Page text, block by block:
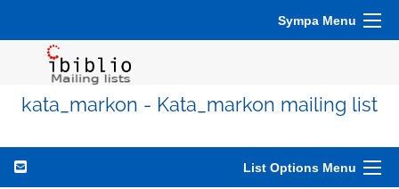
Sympa Menu
kata_markon - Kata_markon mailing list
List Options Menu